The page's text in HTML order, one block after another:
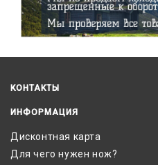
КОНТАКТЫ
ИНФОРМАЦИЯ
Дисконтная карта
Для чего нужен нож?